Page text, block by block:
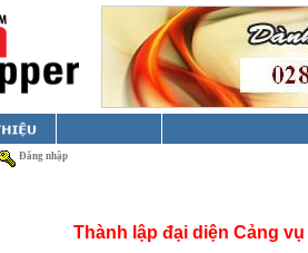
Đăng nhập
Thành lập đại diện Cảng